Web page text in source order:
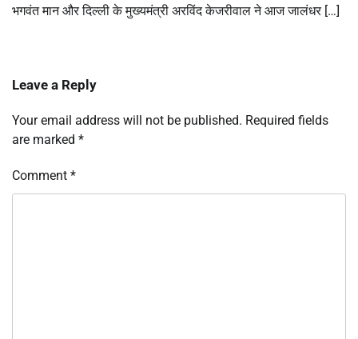
भगवंत मान और दिल्ली के मुख्यमंत्री अरविंद केजरीवाल ने आज जालंधर […]
Leave a Reply
Your email address will not be published. Required fields
are marked *
Comment *